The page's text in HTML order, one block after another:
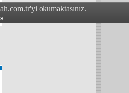
okumaktasınız.